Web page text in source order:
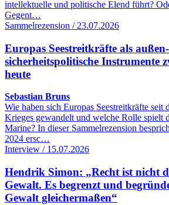
intellektuelle und politische Elend führt?
Gegent…
Sammelrezension / 23.07.2026
Europas Seestreitkräfte als
sicherheitspolitische Instrumente
heute
Sebastian Bruns
Wie haben sich Europas Seestreitkräfte seit
Krieges gewandelt und welche Rolle spielt
Marine? In dieser Sammelrezension
2024 ersc…
Interview / 15.07.2026
Hendrik Simon: „Recht ist nicht
Gewalt. Es begrenzt und
Gewalt gleichermaßen“